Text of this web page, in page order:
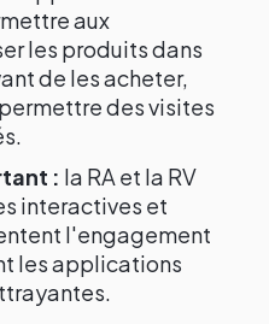
aux
les produits dans
de les acheter,
des visites
: la RA et la RV
interactives et
l'engagement
les applications